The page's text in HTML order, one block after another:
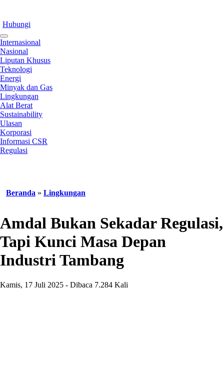
Hubungi
Internasional
Nasional
Liputan Khusus
Teknologi
Energi
Minyak dan Gas
Lingkungan
Alat Berat
Sustainability
Ulasan
Korporasi
Informasi CSR
Regulasi
Beranda » Lingkungan
Amdal Bukan Sekadar Regulasi,
Tapi Kunci Masa Depan
Industri Tambang
Kamis, 17 Juli 2025 - Dibaca 7.284 Kali